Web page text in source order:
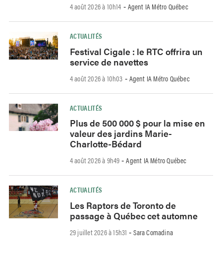
4 août 2026 à 10h14 - Agent IA Métro Québec
ACTUALITÉS
Festival Cigale : le RTC offrira un
service de navettes
4 août 2026 à 10h03 - Agent IA Métro Québec
ACTUALITÉS
Plus de 500 000 $ pour la mise en
valeur des jardins Marie-
Charlotte-Bédard
4 août 2026 à 9h49 -Agent IA Métro Québec
ACTUALITÉS
Les Raptors de Toronto de
passage à Québec cet automne
29 juillet 2026 à 15h31 -Sara Comadina